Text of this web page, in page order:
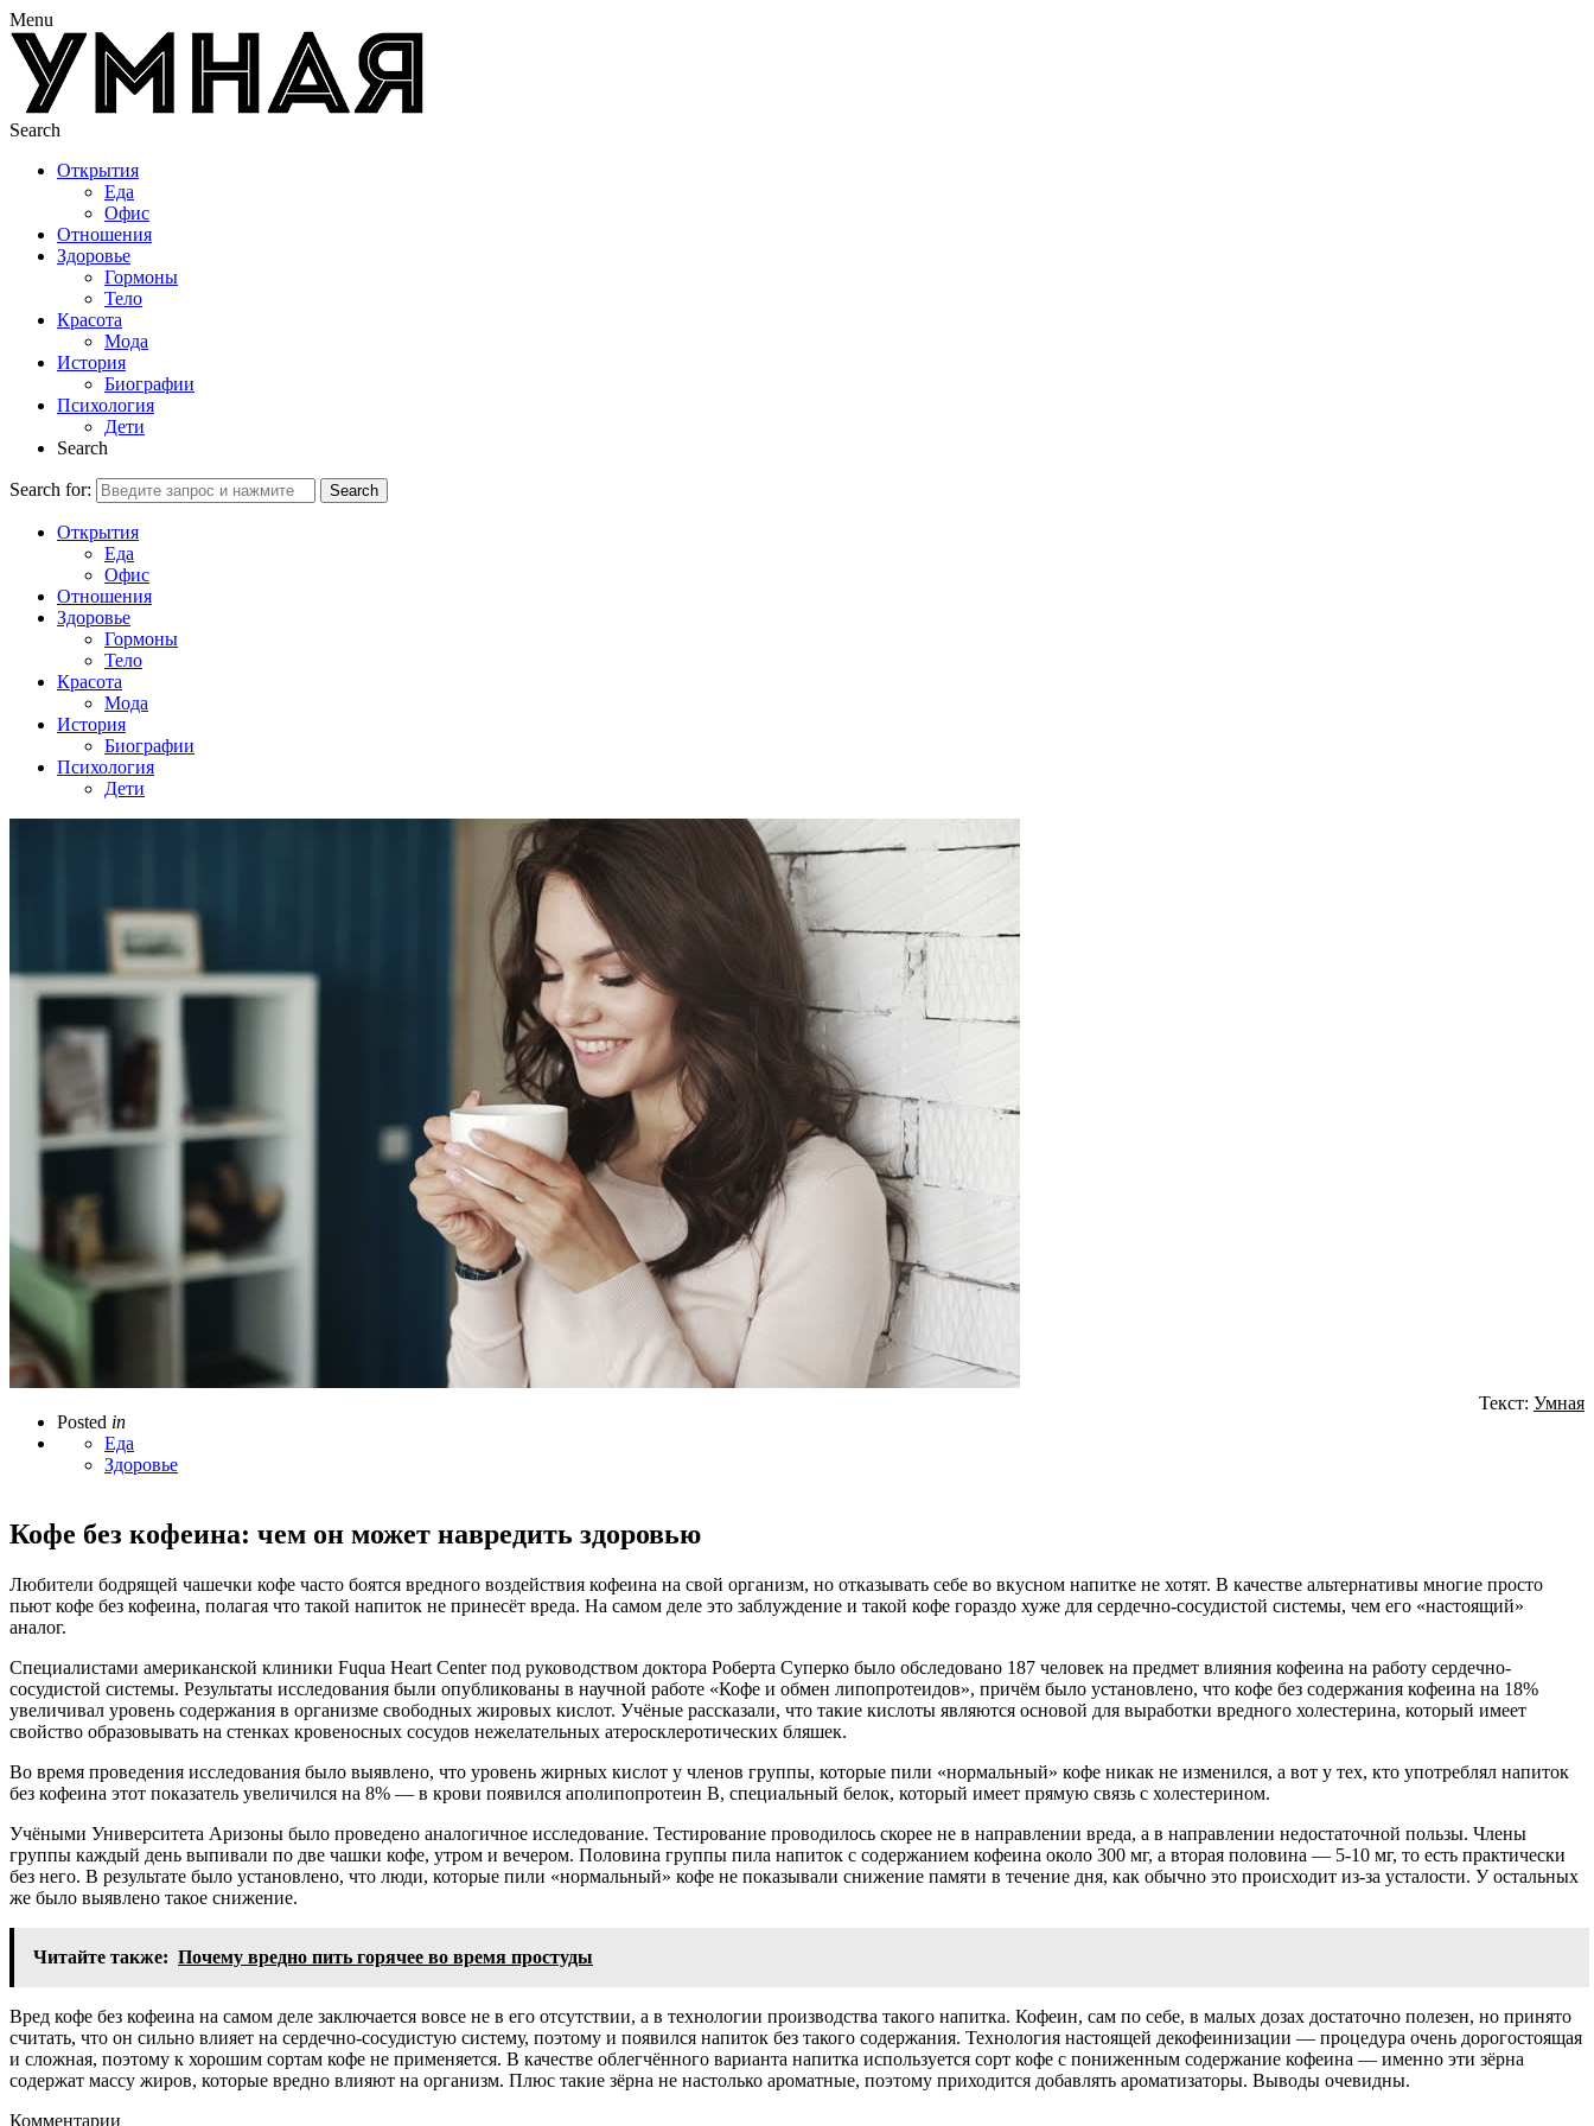
Menu
Search
Открытия
Еда
Офис
Отношения
Здоровье
Гормоны
Тело
Красота
Мода
История
Биографии
Психология
Дети
Search
Search for: Search
Открытия
Еда
Офис
Отношения
Здоровье
Гормоны
Тело
Красота
Мода
История
Биографии
Психология
Дети
Posted in
Еда
Здоровье
Текст: Умная
Кофе без кофеина: чем он может навредить здоровью
Любители бодрящей чашечки кофе часто боятся вредного воздействия кофеина на свой организм, но отказывать себе во вкусном напитке не хотят. В качестве альтернативы многие просто
пьют кофе без кофеина, полагая что такой напиток не принесёт вреда. На самом деле это заблуждение и такой кофе гораздо хуже для сердечно-сосудистой системы, чем его «настоящий»
аналог.
Специалистами американской клиники Fuqua Heart Center под руководством доктора Роберта Суперко было обследовано 187 человек на предмет влияния кофеина на работу сердечно-
сосудистой системы. Результаты исследования были опубликованы в научной работе «Кофе и обмен липопротеидов», причём было установлено, что кофе без содержания кофеина на 18%
увеличивал уровень содержания в организме свободных жировых кислот. Учёные рассказали, что такие кислоты являются основой для выработки вредного холестерина, который имеет
свойство образовывать на стенках кровеносных сосудов нежелательных атеросклеротических бляшек.
Во время проведения исследования было выявлено, что уровень жирных кислот у членов группы, которые пили «нормальный» кофе никак не изменился, а вот у тех, кто употреблял напиток
без кофеина этот показатель увеличился на 8% — в крови появился аполипопротеин B, специальный белок, который имеет прямую связь с холестерином.
Учёными Университета Аризоны было проведено аналогичное исследование. Тестирование проводилось скорее не в направлении вреда, а в направлении недостаточной пользы. Члены
группы каждый день выпивали по две чашки кофе, утром и вечером. Половина группы пила напиток с содержанием кофеина около 300 мг, а вторая половина — 5-10 мг, то есть практически
без него. В результате было установлено, что люди, которые пили «нормальный» кофе не показывали снижение памяти в течение дня, как обычно это происходит из-за усталости. У остальных
же было выявлено такое снижение.
Читайте также: Почему вредно пить горячее во время простуды
Вред кофе без кофеина на самом деле заключается вовсе не в его отсутствии, а в технологии производства такого напитка. Кофеин, сам по себе, в малых дозах достаточно полезен, но принято
считать, что он сильно влияет на сердечно-сосудистую систему, поэтому и появился напиток без такого содержания. Технология настоящей декофеинизации — процедура очень дорогостоящая
и сложная, поэтому к хорошим сортам кофе не применяется. В качестве облегчённого варианта напитка используется сорт кофе с пониженным содержание кофеина — именно эти зёрна
содержат массу жиров, которые вредно влияют на организм. Плюс такие зёрна не настолько ароматные, поэтому приходится добавлять ароматизаторы. Выводы очевидны.
Комментарии